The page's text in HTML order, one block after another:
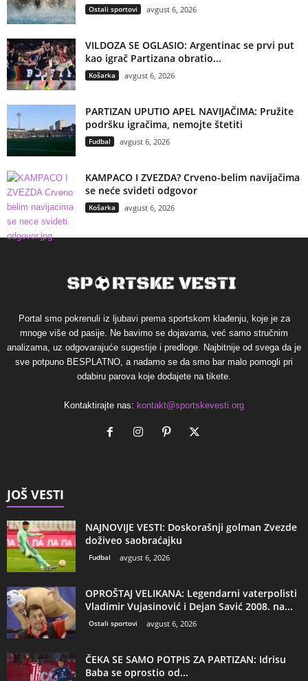
Ostali sportovi avgust 6, 2026
VILDOZA SE OGLASIO: Argentinac se prvi put
kao igrač Partizana obratio...
Košarka avgust 6, 2026
PARTIZAN UPUTIO APEL NAVIJAČIMA: Pružite
podršku igračima, nemojte štetiti
Fudbal avgust 6, 2026
KAMPACO I ZVEZDA? Crveno-belim navijačima
se neće svideti odgovor
Košarka avgust 6, 2026
Portal smo pokrenuli iz ljubavi prema sportskom klađenju, koje je za
mnoge više od pasije. Ne bavimo se dojavama, već samo stručnim
analizama, uz odgovarajuće sugestije i predloge. Najbitnije od svega da je
sve potpuno BESPLATNO, a nadamo se da smo bar malo pomogli pri
odabiru parova koje dodajete na tikete.
Kontaktirajte nas: kontakt@sportskevesti.org
JOŠ VESTI
NAJNOVIJE VESTI: Doskorašnji golman Zvezde
doživeo saobraćajku
Fudbal avgust 6, 2026
OPROŠTAJ VELIKANA: Legendarni vaterpolisti
Vladimir Vujasinović i Dejan Savić 2008. na...
Ostali sportovi avgust 6, 2026
ČEKA SE SAMO POTPIS ZA PARTIZAN: Idrisu
Baba se oprostio od...